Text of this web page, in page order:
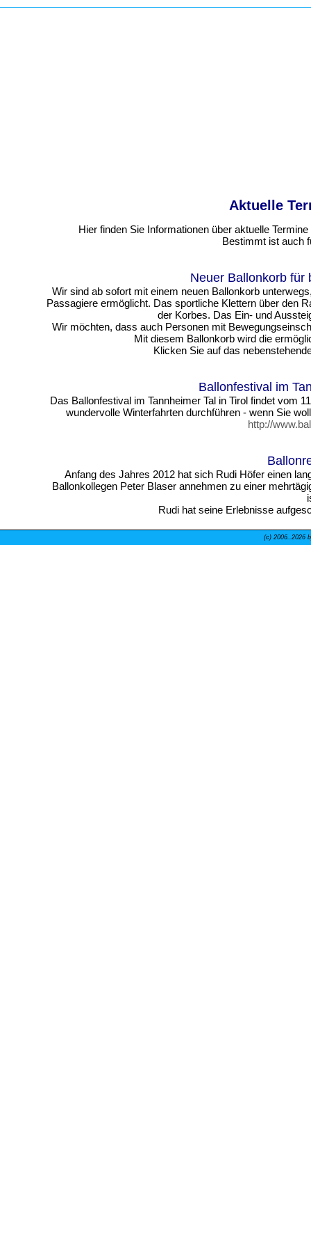
Aktuelle
Hier finden Sie Informationen über aktuelle
Bestimmt ist auch
Neuer Ballonkorb für
Wir sind ab sofort mit einem neuen Ballonkorb
Passagiere ermöglicht. Das sportliche Klettern über den
der Korbes. Das Ein- und
Wir möchten, dass auch Personen mit
Mit diesem Ballonkorb wird die
Klicken Sie auf das
Ballonfestival im
Das Ballonfestival im Tannheimer Tal in Tirol findet vom
wundervolle Winterfahrten durchführen - wenn Sie
http://
Anfang des Jahres 2012 hat sich Rudi Höfer einen
Ballonkollegen Peter Blaser annehmen zu einer
Rudi hat seine Erlebnisse
(c) 2006.. 2026